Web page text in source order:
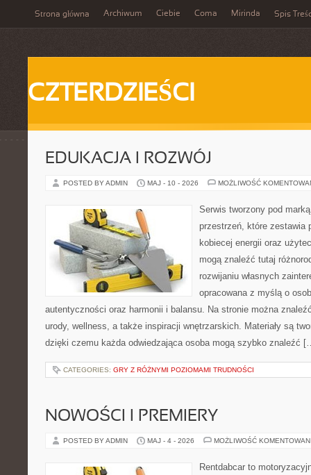
Strona główna Archiwum Ciebie Coma Mirinda Spis
CZTERDZIEŚCI
EDUKACJA I ROZWÓJ
POSTED BY ADMIN MAJ - 10 - 2026 MOŻLIWOŚĆ
Serwis tworzony pod
przestrzeń, które zestawia
kobiecej energii oraz
mogą znaleźć tutaj
rozwijaniu własnych
opracowana z myślą o
autentyczności oraz harmonii i balansu. Na stronie można
urody, wellness, a także inspiracji wnętrzarskich. Materiały są
dzięki czemu każda odwiedzająca osoba mogą szybko znaleźć
CATEGORIES: GRY Z RÓŻNYMI POZIOMAMI TRUDNOŚCI
NOWOŚCI I PREMIERY
POSTED BY ADMIN MAJ - 4 - 2026 MOŻLIWOŚĆ
Rentdabcar to